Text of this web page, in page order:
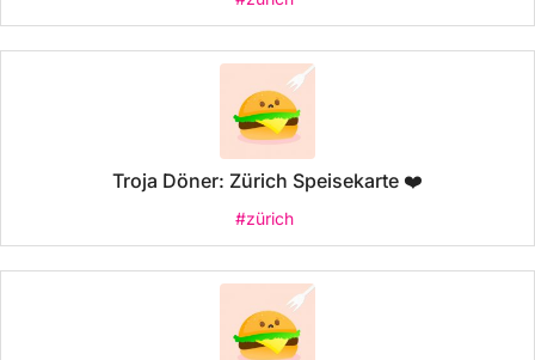
Troja Döner: Zürich Speisekarte ❤️
#zürich